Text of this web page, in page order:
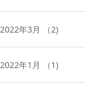
2022年3月 （2)
2022年1月 （1)